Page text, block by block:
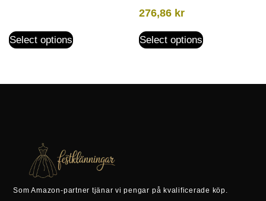
Select options
276,86 kr
Select options
Som Amazon-partner tjänar vi pengar på kvalificerade köp.